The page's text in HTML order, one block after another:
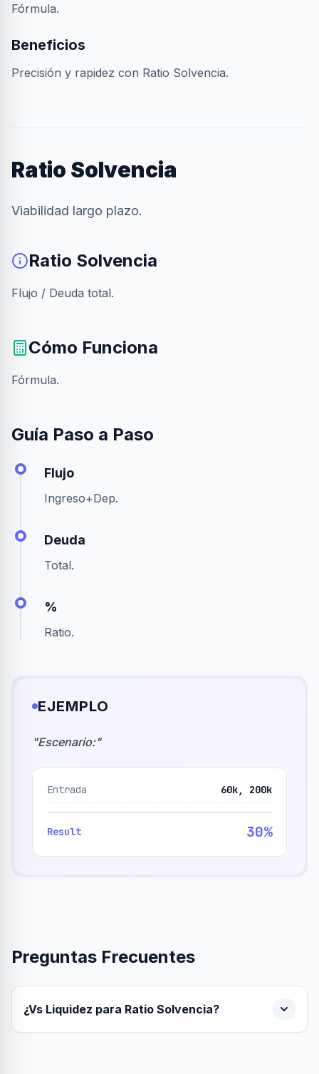
Fórmula.
Beneficios
Precisión y rapidez con Ratio Solvencia.
Ratio Solvencia
Viabilidad largo plazo.
Ratio Solvencia
Flujo / Deuda total.
Cómo Funciona
Fórmula.
Guía Paso a Paso
Flujo
Ingreso+Dep.
Deuda
Total.
%
Ratio.
EJEMPLO
"Escenario:"
Entrada 60k, 200k
Result 30%
Preguntas Frecuentes
¿Vs Liquidez para Ratio Solvencia?